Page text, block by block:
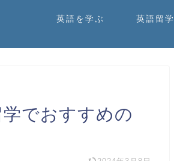
英語を学ぶ 英語留学
でおすすめの